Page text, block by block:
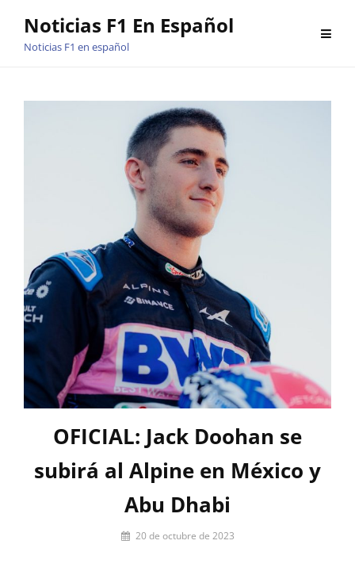
Noticias F1 En Español
Noticias F1 en español
OFICIAL: Jack Doohan se
subirá al Alpine en México y
Abu Dhabi
Por 20 de octubre de 2023